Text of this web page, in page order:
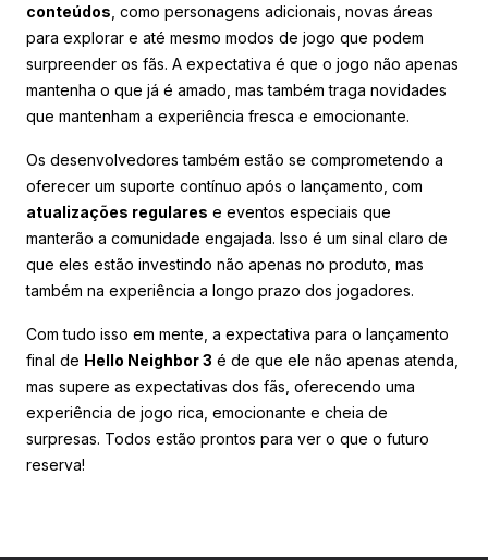
conteúdos , como personagens adicionais, novas áreas
para explorar e até mesmo modos de jogo que podem
surpreender os fãs. A expectativa é que o jogo não apenas
mantenha o que já é amado, mas também traga novidades
que mantenham a experiência fresca e emocionante.
Os desenvolvedores também estão se comprometendo a
oferecer um suporte contínuo após o lançamento, com
atualizações regulares e eventos especiais que
manterão a comunidade engajada. Isso é um sinal claro de
que eles estão investindo não apenas no produto, mas
também na experiência a longo prazo dos jogadores.
Com tudo isso em mente, a expectativa para o lançamento
final de Hello Neighbor 3 é de que ele não apenas atenda,
mas supere as expectativas dos fãs, oferecendo uma
experiência de jogo rica, emocionante e cheia de
surpresas. Todos estão prontos para ver o que o futuro
reserva!